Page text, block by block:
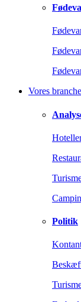
Vores branche
Politik